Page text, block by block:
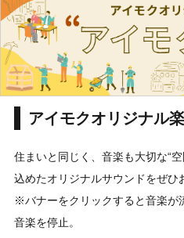
アイモクオリジナル
住まいと同じく、音楽も大切な“
込めたオリジナルサウンドをぜひ
※バナーをクリックすると音楽が
音楽を停止。